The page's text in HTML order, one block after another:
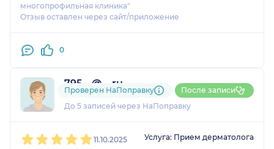
многопрофильная клиника"
Отзыв оставлен через сайт/приложение
0
795....@....ru
1 оценка
До 5 записей через НаПоправку
Проверен НаПоправку После записи
11.10.2025 Услуга: Прием дерматолога